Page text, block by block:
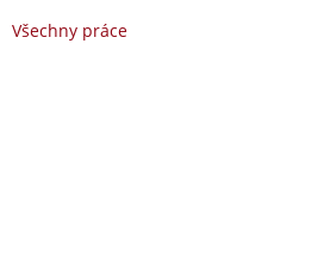
Všechny práce